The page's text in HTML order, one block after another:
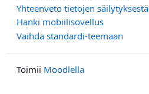
Yhteenveto tietojen säilytyksestä
Hanki mobiilisovellus
Vaihda standardi-teemaan
Toimii Moodlella